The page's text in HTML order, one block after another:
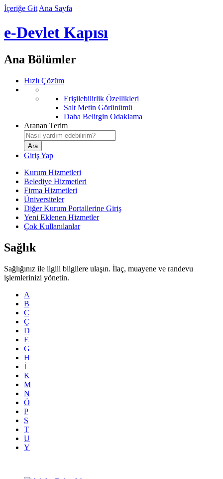
İçeriğe Git Ana Sayfa
e-Devlet Kapısı
Ana Bölümler
Hızlı Çözüm
Erişilebilirlik Özellikleri
Salt Metin Görünümü
Daha Belirgin Odaklama
Aranan Terim
Giriş Yap
Kurum Hizmetleri
Belediye Hizmetleri
Firma Hizmetleri
Üniversiteler
Diğer Kurum Portallerine Giriş
Yeni Eklenen Hizmetler
Çok Kullanılanlar
Sağlık
Sağlığınız ile ilgili bilgilere ulaşın. İlaç, muayene ve randevu
işlemlerinizi yönetin.
A
B
C
Ç
D
E
G
H
İ
K
M
N
Ö
P
S
T
U
Y